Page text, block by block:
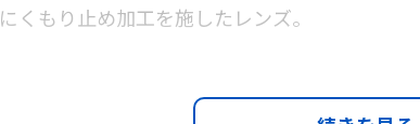
くもり止め加工を施したレンズ。